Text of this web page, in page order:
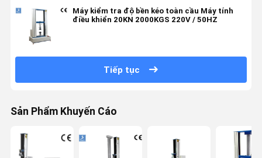
Máy kiểm tra độ bền kéo toàn cầu Máy tính
điều khiển 20KN 2000KGS 220V / 50HZ
Tiếp tục
Sản Phẩm Khuyến Cáo